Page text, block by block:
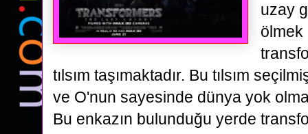
uzay
tılsım taşımaktadır. Bu tılsım
ve O'nun sayesinde dünya yok
Bu enkazın bulunduğu yerde